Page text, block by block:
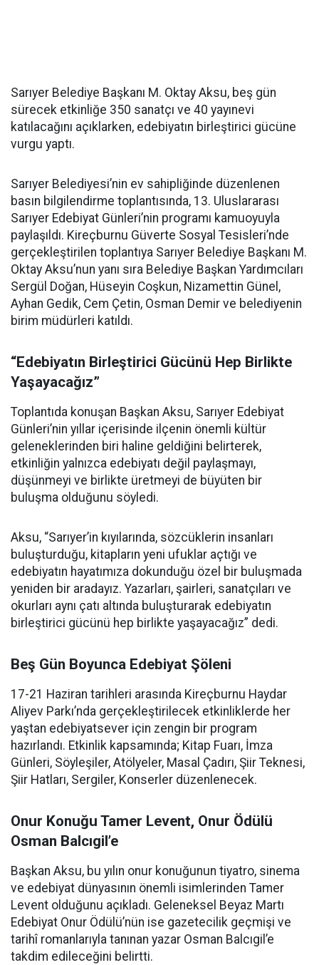
Sarıyer Belediye Başkanı M. Oktay Aksu, beş gün
sürecek etkinliğe 350 sanatçı ve 40 yayınevi
katılacağını açıklarken, edebiyatın birleştirici gücüne
vurgu yaptı.
Sarıyer Belediyesi’nin ev sahipliğinde düzenlenen
basın bilgilendirme toplantısında, 13. Uluslararası
Sarıyer Edebiyat Günleri’nin programı kamuoyuyla
paylaşıldı. Kireçburnu Güverte Sosyal Tesisleri’nde
gerçekleştirilen toplantıya Sarıyer Belediye Başkanı M.
Oktay Aksu’nun yanı sıra Belediye Başkan Yardımcıları
Sergül Doğan, Hüseyin Coşkun, Nizamettin Günel,
Ayhan Gedik, Cem Çetin, Osman Demir ve belediyenin
birim müdürleri katıldı.
“Edebiyatın Birleştirici Gücünü Hep Birlikte
Yaşayacağız”
Toplantıda konuşan Başkan Aksu, Sarıyer Edebiyat
Günleri’nin yıllar içerisinde ilçenin önemli kültür
geleneklerinden biri haline geldiğini belirterek,
etkinliğin yalnızca edebiyatı değil paylaşmayı,
düşünmeyi ve birlikte üretmeyi de büyüten bir
buluşma olduğunu söyledi.
Aksu, “Sarıyer’in kıyılarında, sözcüklerin insanları
buluşturduğu, kitapların yeni ufuklar açtığı ve
edebiyatın hayatımıza dokunduğu özel bir buluşmada
yeniden bir aradayız. Yazarları, şairleri, sanatçıları ve
okurları aynı çatı altında buluşturarak edebiyatın
birleştirici gücünü hep birlikte yaşayacağız” dedi.
Beş Gün Boyunca Edebiyat Şöleni
17-21 Haziran tarihleri arasında Kireçburnu Haydar
Aliyev Parkı’nda gerçekleştirilecek etkinliklerde her
yaştan edebiyatsever için zengin bir program
hazırlandı. Etkinlik kapsamında; Kitap Fuarı, İmza
Günleri, Söyleşiler, Atölyeler, Masal Çadırı, Şiir Teknesi,
Şiir Hatları, Sergiler, Konserler düzenlenecek.
Onur Konuğu Tamer Levent, Onur Ödülü
Osman Balcıgil’e
Başkan Aksu, bu yılın onur konuğunun tiyatro, sinema
ve edebiyat dünyasının önemli isimlerinden Tamer
Levent olduğunu açıkladı. Geleneksel Beyaz Martı
Edebiyat Onur Ödülü’nün ise gazetecilik geçmişi ve
tarihî romanlarıyla tanınan yazar Osman Balcıgil’e
takdim edileceğini belirtti.